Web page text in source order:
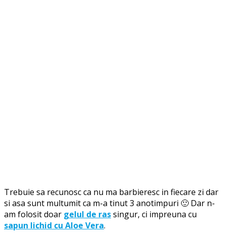
Trebuie sa recunosc ca nu ma barbieresc in fiecare zi dar
si asa sunt multumit ca m-a tinut 3 anotimpuri 🙂 Dar n-
am folosit doar gelul de rassingur, ci impreuna cu
sapun lichid cu Aloe Vera.